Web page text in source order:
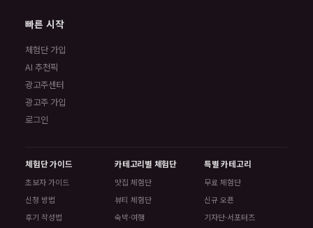
빠른 시작
체험단 가입
AI 추천픽
광고주센터
광고주 가입
로그인
체험단 가이드
초보자 가이드
신청 방법
후기 작성법
카테고리별 체험단
맛집 체험단
뷰티 체험단
숙박·여행
특별 카테고리
무료 체험단
신규 오픈
기자단·서포터즈